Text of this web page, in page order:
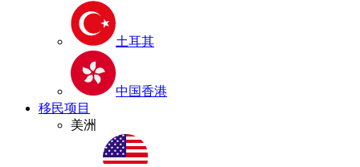
土耳其
中国香港
移民项目
美洲